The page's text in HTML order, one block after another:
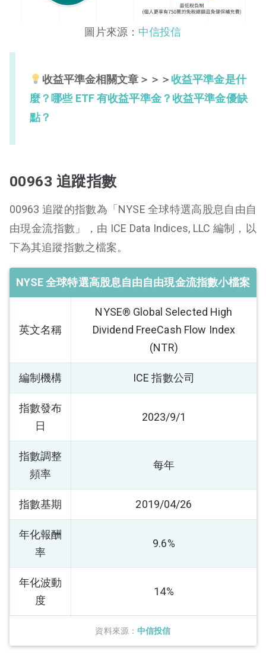
圖片來源： 中信投信
收益平準金相關文章＞＞＞收益平準金是什
麼？哪些 ETF 有收益平準金？收益平準金優缺
點？
00963 追蹤指數
00963 追蹤的指數為「NYSE 全球特選高股息自由自
由現金流指數」，由 ICE Data Indices, LLC 編制，以
下為其追蹤指數之檔案。
資料來源：中信投信
NYSE 全球特選高股息自由自由現金流指數小檔案
英文名稱
NYSE® Global Selected High
Dividend FreeCash Flow Index
(NTR)
編制機構 ICE 指數公司
指數發布
日
2023/9/1
指數調整
頻率
每年
指數基期 2019/04/26
年化報酬
率
9.6%
年化波動
度
14%